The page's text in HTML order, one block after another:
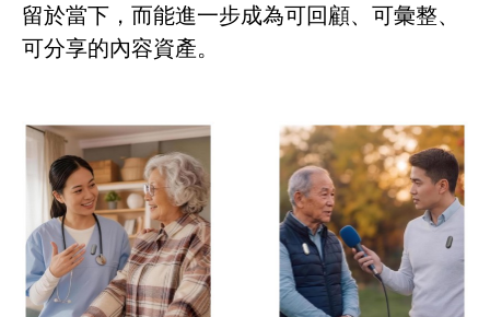
留於當下，而能進一步成為可回顧、可彙整、
可分享的內容資產。